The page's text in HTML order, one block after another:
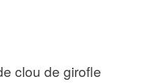
clou de girofle